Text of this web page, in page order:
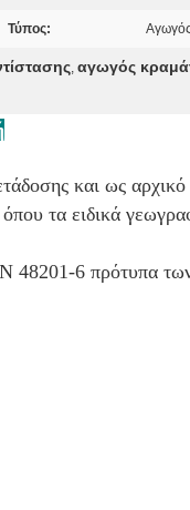
Τύπος:
, αγωγός
και ως αρχικό
τα ειδικά
48201-6 πρότυπα